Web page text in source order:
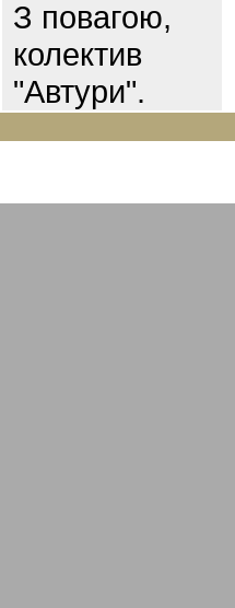
З повагою,
колектив
"Автури".